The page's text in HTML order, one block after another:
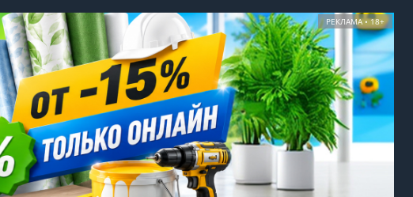
РЕКЛАМА • 18+